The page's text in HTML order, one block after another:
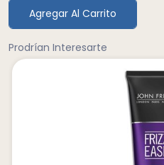
Agregar Al Carrito
Prodrían Interesarte